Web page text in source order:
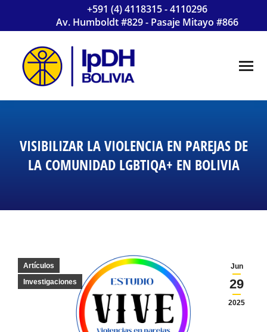
+591 (4) 4118315 - 4110296
Av. Humboldt #829 - Pasaje Mitayo #866
VISIBILIZAR LA VIOLENCIA EN PAREJAS DE
LA COMUNIDAD LGBTIQA+ EN BOLIVIA
Jun
29
2025
Artículos
Investigaciones